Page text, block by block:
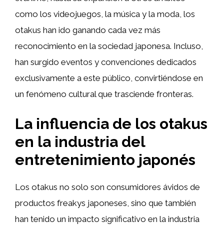
como los videojuegos, la música y la moda, los
otakus han ido ganando cada vez más
reconocimiento en la sociedad japonesa. Incluso,
han surgido eventos y convenciones dedicados
exclusivamente a este público, convirtiéndose en
un fenómeno cultural que trasciende fronteras.
La influencia de los otakus
en la industria del
entretenimiento japonés
Los otakus no solo son consumidores ávidos de
productos freakys japoneses, sino que también
han tenido un impacto significativo en la industria